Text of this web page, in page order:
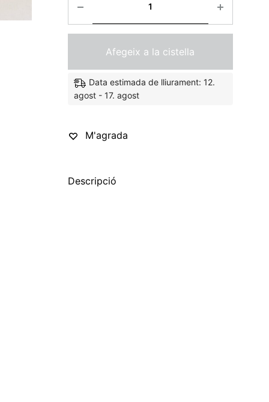
Afegeix a la cistella
Data estimada de lliurament: 12.
agost - 17. agost
M'agrada
Descripció